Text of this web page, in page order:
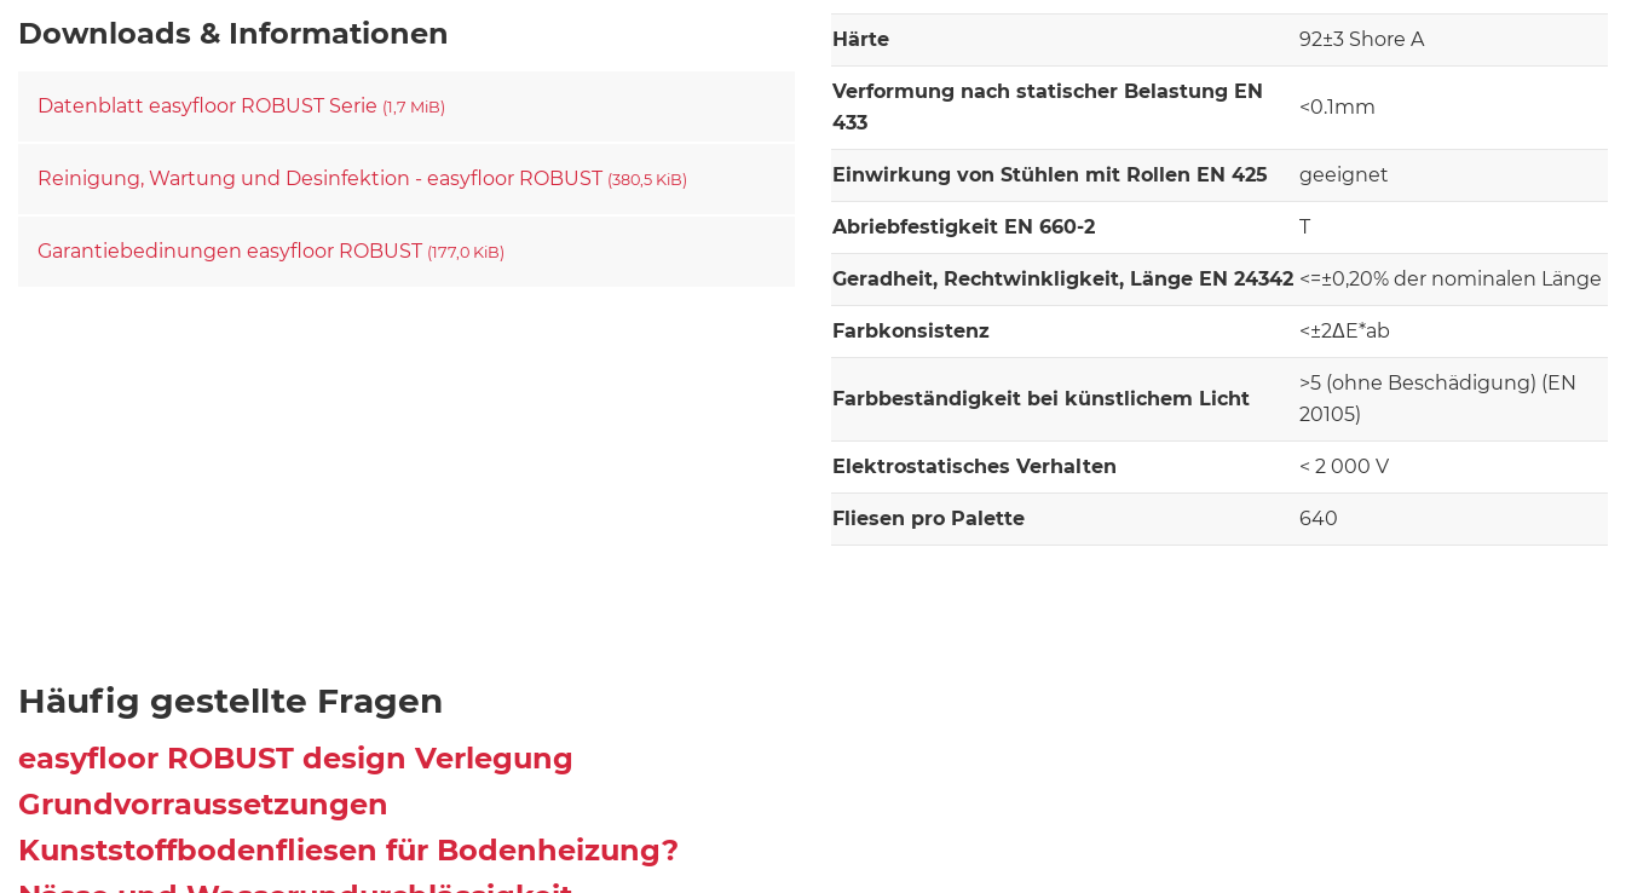
Downloads & Informationen
Datenblatt easyfloor ROBUST Serie (1,7 MiB)
Reinigung, Wartung und Desinfektion - easyfloor ROBUST (380,5 KiB)
Garantiebedinungen easyfloor ROBUST (177,0 KiB)
Härte 92±3 Shore A
Verformung nach statischer Belastung EN
433
<0.1mm
Einwirkung von Stühlen mit Rollen EN 425 geeignet
Abriebfestigkeit EN 660-2 T
Geradheit, Rechtwinkligkeit, Länge EN 24342 <=±0,20% der nominalen Länge
Farbkonsistenz <±2ΔE*ab
Farbbeständigkeit bei künstlichem Licht
>5 (ohne Beschädigung) (EN
20105)
Elektrostatisches Verhalten < 2 000 V
Fliesen pro Palette 640
Häufig gestellte Fragen
easyfloor ROBUST design Verlegung
Grundvorraussetzungen
Kunststoffbodenfliesen für Bodenheizung?